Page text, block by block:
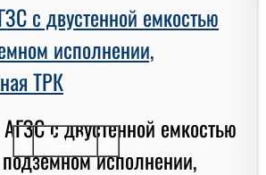
с двустенной емкостью
исполнении,
ТРК
< 1 из 4 >